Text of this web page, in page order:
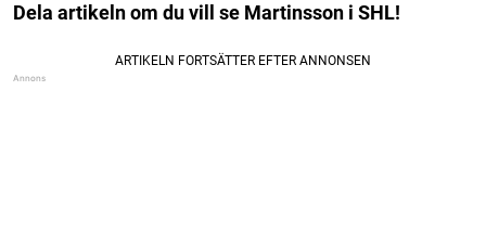
Dela artikeln om du vill se Martinsson i SHL!